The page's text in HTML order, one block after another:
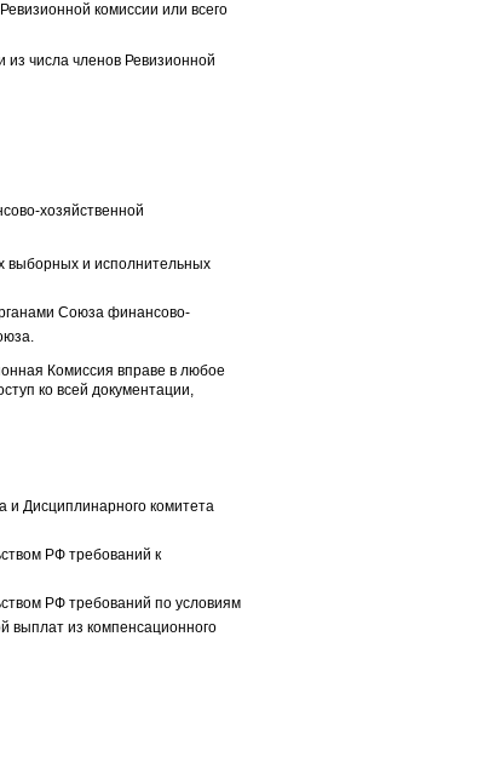
комиссии или всего
числа членов Ревизионной
хозяйственной
выборных и исполнительных
Союза финансово-
Комиссия вправе в любое
ко всей документации,
и Дисциплинарного комитета
РФ требований к
РФ требований по условиям
выплат из компенсационного